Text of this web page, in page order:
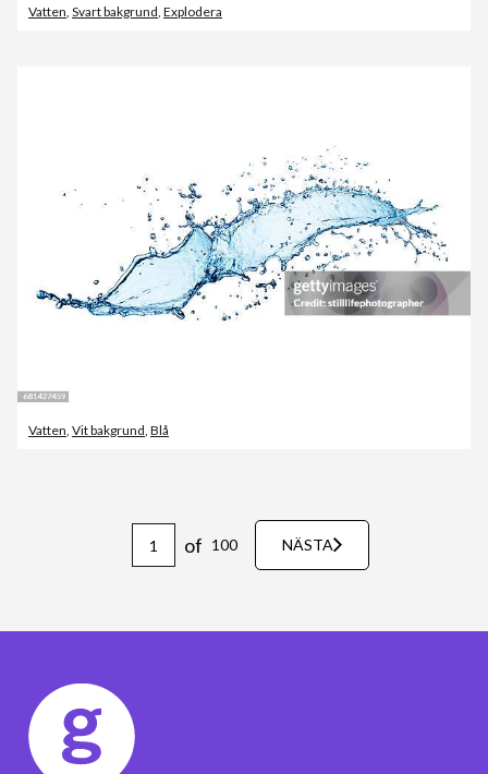
Vatten, Svart bakgrund, Explodera
Vatten, Vit bakgrund, Blå
of 100 NÄSTA